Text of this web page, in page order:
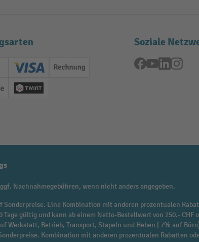
(Master)
Creditcard (Visa)
Rechnung
Twint
Soziale
Facebook
YouTubeLinkedIn
Nachnahmegebühren, wenn nicht anders angegeben.
Eine Kombination mit anderen prozentualen
gültig und kann ab einem Netto-Bestellwert von 250.-
Werkstatt, Betrieb, Transport, Stapeln und Heben | 7% auf
Kombination mit anderen prozentualen Rabatten